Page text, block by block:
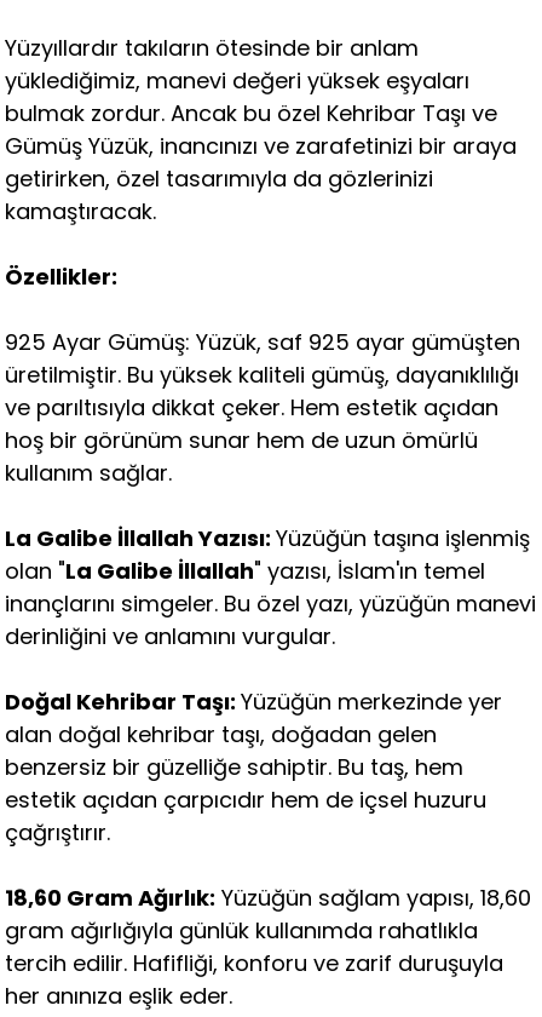
Yüzyıllardır takıların ötesinde bir anlam
yüklediğimiz, manevi değeri yüksek eşyaları
bulmak zordur. Ancak bu özel Kehribar Taşı ve
Gümüş Yüzük, inancınızı ve zarafetinizi bir araya
getirirken, özel tasarımıyla da gözlerinizi
kamaştıracak.
Özellikler:
925 Ayar Gümüş: Yüzük, saf 925 ayar gümüşten
üretilmiştir. Bu yüksek kaliteli gümüş, dayanıklılığı
ve parıltısıyla dikkat çeker. Hem estetik açıdan
hoş bir görünüm sunar hem de uzun ömürlü
kullanım sağlar.
La Galibe İllallah Yazısı:Yüzüğün taşına işlenmiş
olan "La Galibe İllallah" yazısı, İslam'ın temel
inançlarını simgeler. Bu özel yazı, yüzüğün manevi
derinliğini ve anlamını vurgular.
Doğal Kehribar Taşı:Yüzüğün merkezinde yer
alan doğal kehribar taşı, doğadan gelen
benzersiz bir güzelliğe sahiptir. Bu taş, hem
estetik açıdan çarpıcıdır hem de içsel huzuru
çağrıştırır.
18,60 Gram Ağırlık: Yüzüğün sağlam yapısı, 18,60
gram ağırlığıyla günlük kullanımda rahatlıkla
tercih edilir. Hafifliği, konforu ve zarif duruşuyla
her anınıza eşlik eder.